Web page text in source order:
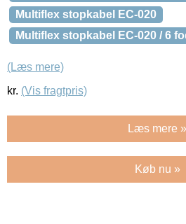
Multiflex stopkabel EC-020
Multiflex stopkabel EC-020 / 6
(Læs mere)
kr. (Vis fragtpris)
Læs mere »
Køb nu »